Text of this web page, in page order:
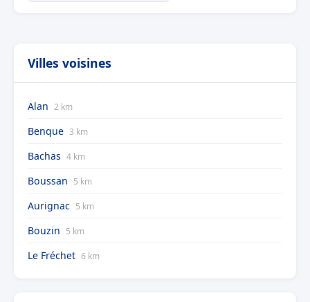
Villes voisines
Alan 2 km
Benque 3 km
Bachas 4 km
Boussan 5 km
Aurignac 5 km
Bouzin 5 km
Le Fréchet 6 km